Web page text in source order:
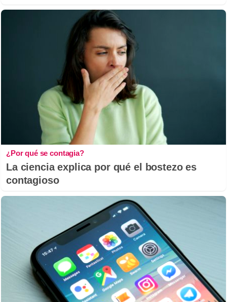
¿Por qué se contagia?
La ciencia explica por qué el bostezo es
contagioso